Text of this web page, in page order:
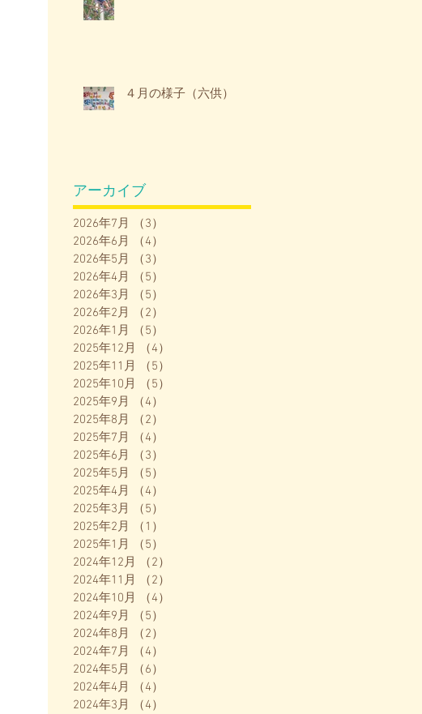
４月の様子（六供）
アーカイブ
2026年7月 （3）
2026年6月
（4）
2026年5月
（3）
2026年4月
（5）
2026年3月
（5）
2026年2月
（2）
2026年1月
（5）
2025年12月
（4）
2025年11月
（5）
2025年10月
（5）
2025年9月
（4）
2025年8月
（2）
2025年7月
（4）
2025年6月
（3）
2025年5月
（5）
2025年4月
（4）
2025年3月
（5）
2025年2月
（1）
2025年1月
（5）
2024年12月
（2）
2024年11月
（2）
2024年10月
（4）
2024年9月
（5）
2024年8月
（2）
2024年7月
（4）
2024年5月
（6）
2024年4月
（4）
2024年3月
（4）